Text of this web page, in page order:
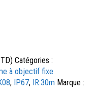
Catégories :
à objectif fixe
, IP67, IR:30m Marque :